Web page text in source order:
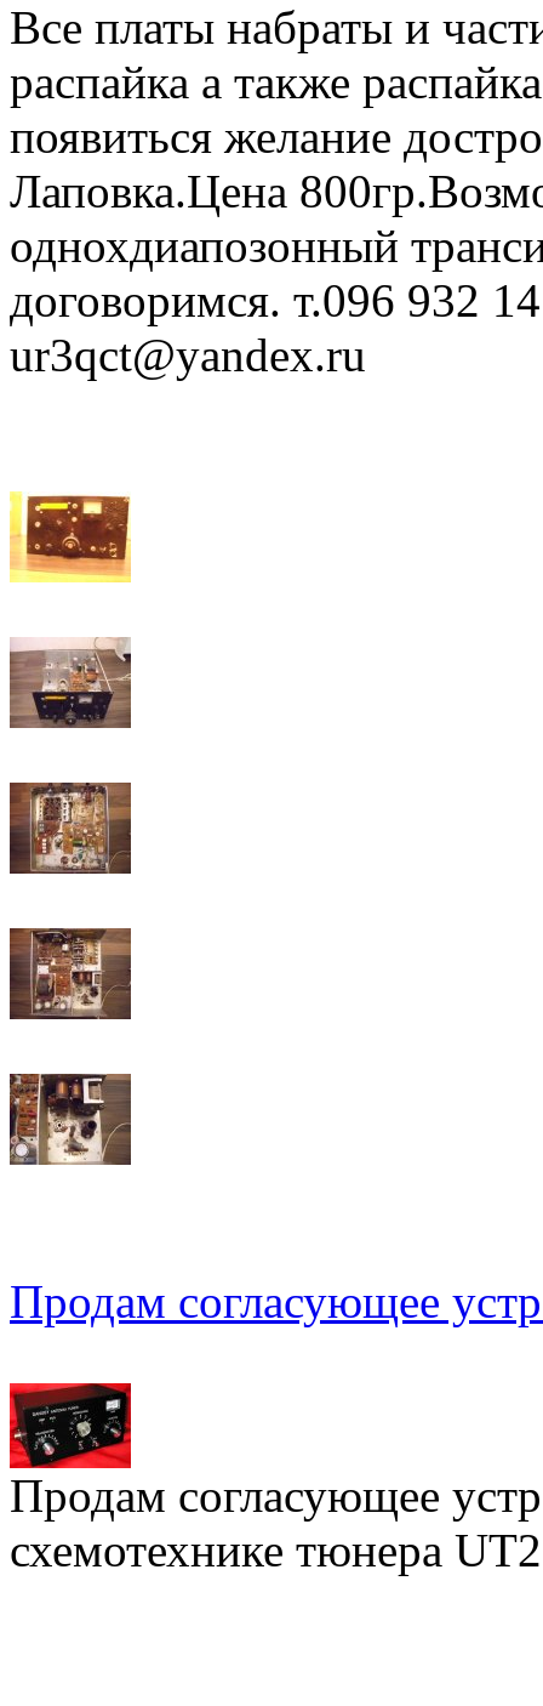
Все платы набраты и
распайка а также
появиться желание
Лаповка.Цена
однохдиапозонный
договоримся. т.096 932
ur3qct@yandex.ru
Продам согласующее
Продам согласующее
схемотехнике тюнера